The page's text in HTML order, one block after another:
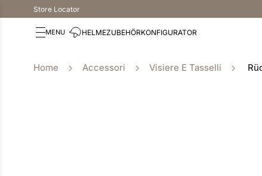
Store Locator
HELMEZUBEHÖRKONFIGURATOR
Accessori Visiere E Tasselli